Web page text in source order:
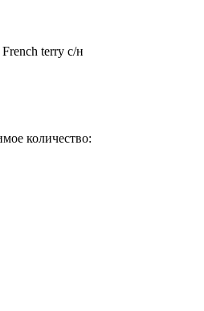
French terry с/н
количество: